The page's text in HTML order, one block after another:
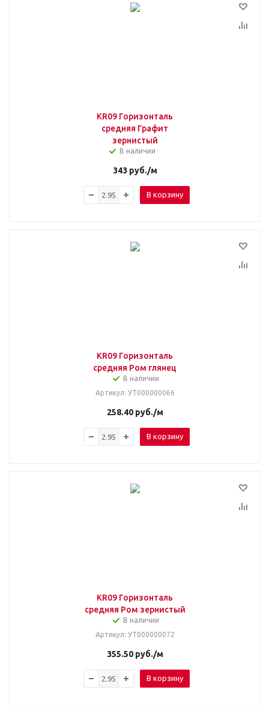
KR09 Горизонталь
средняя Графит
зернистый
В наличии
343 руб./м
В корзину
KR09 Горизонталь
средняя Ром глянец
В наличии
Артикул: УТ000000066
258.40руб./м
В корзину
KR09 Горизонталь
средняя Ром зернистый
В наличии
Артикул: УТ000000072
355.50руб./м
В корзину